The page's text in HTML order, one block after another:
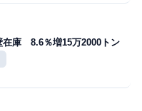
在庫 8.6％増15万2000トン